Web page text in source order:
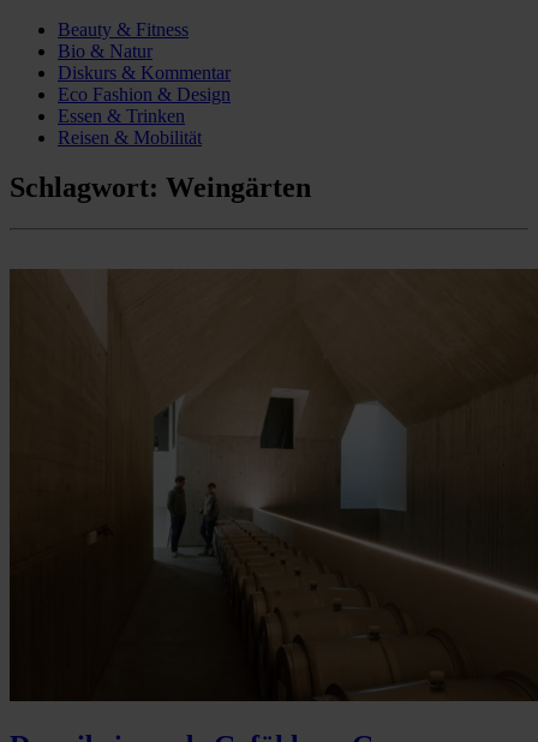
Beauty & Fitness
Bio & Natur
Diskurs & Kommentar
Eco Fashion & Design
Essen & Trinken
Reisen & Mobilität
Schlagwort: Weingärten